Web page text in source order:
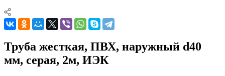
Труба жесткая, ПВХ, наружный d40
мм, серая, 2м, ИЭК